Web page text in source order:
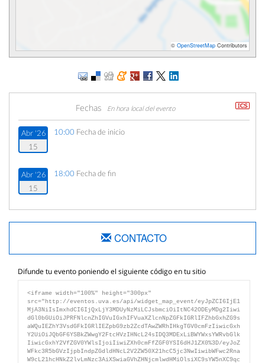
© OpenStreetMap Contributors
Fechas En hora local del evento
Abr '26
15
10:00 Fecha de inicio
Abr '26
15
18:00 Fecha de fin
CONTACTO
Difunde tu evento poniendo el siguiente código en tu sitio